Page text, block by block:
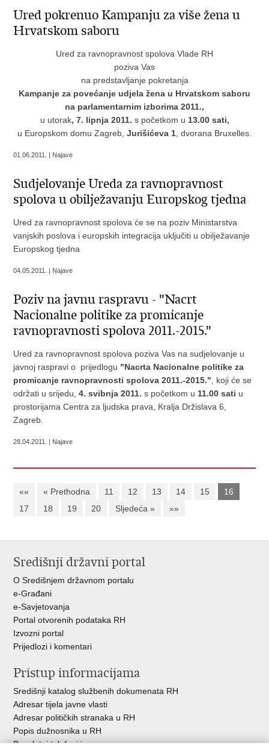
Ured pokrenuo Kampanju za više žena u
Hrvatskom saboru
Ured za ravnopravnost spolova Vlade RH
poziva Vas
na predstavljanje pokretanja
Kampanje za povećanje udjela žena u Hrvatskom saboru
na parlamentarnim izborima 2011.,
u utorak, 7. lipnja 2011. s početkom u 13.00 sati,
u Europskom domu Zagreb, Jurišićeva 1 , dvorana Bruxelles.
01.06.2011. | Najave
Sudjelovanje Ureda za ravnopravnost
spolova u obilježavanju Europskog tjedna
Ured za ravnopravnost spolova će se na poziv Ministarstva
vanjskih poslova i europskih integracija uključiti u obilježavanje
Europskog tjedna
04.05.2011. | Najave
Poziv na javnu raspravu - "Nacrt
Nacionalne politike za promicanje
ravnopravnosti spolova 2011.-2015."
Ured za ravnopravnost spolova poziva Vas na sudjelovanje u
javnoj raspravi o prijedlogu "Nacrta Nacionalne politike za
promicanje ravnopravnosti spolova 2011.-2015." , koji će se
održati u srijedu, 4. svibnja 2011. s početkom u 11.00 sati u
prostorijama Centra za ljudska prava, Kralja Držislava 6,
Zagreb.
28.04.2011. | Najave
«« « Prethodna 11 12 13 14 15
16
17
18 19 20 Sljedeća » »»
Središnji državni portal
O Središnjem državnom portalu
e-Građani
e-Savjetovanja
Portal otvorenih podataka RH
Izvozni portal
Prijedlozi i komentari
Pristup informacijama
Središnji katalog službenih dokumenata RH
Adresar tijela javne vlasti
Adresar političkih stranaka u RH
Popis dužnosnika u RH